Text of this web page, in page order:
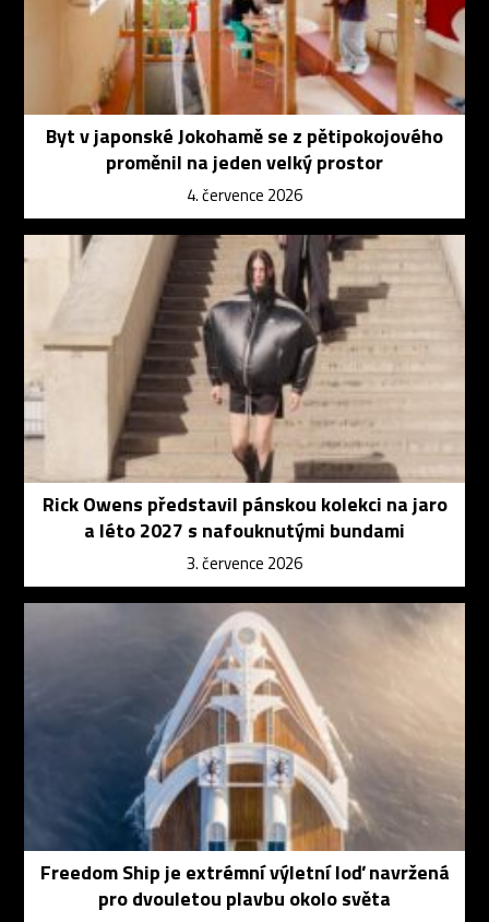
Byt v japonské Jokohamě se z pětipokojového
proměnil na jeden velký prostor
4. července 2026
Rick Owens představil pánskou kolekci na jaro
a léto 2027 s nafouknutými bundami
3. července 2026
Freedom Ship je extrémní výletní loď navržená
pro dvouletou plavbu okolo světa